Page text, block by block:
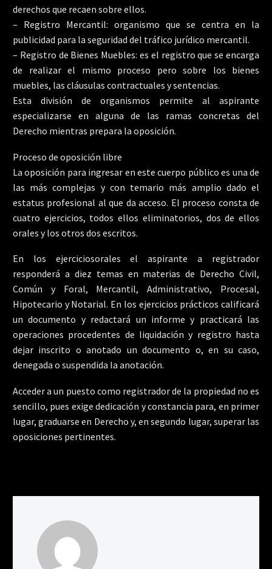
derechos que recaen sobre ellos.
– Registro Mercantil: organismo que se centra en la
publicidad para la seguridad del tráfico jurídico mercantil.
– Registro de Bienes Muebles: es el registro que se encarga
de realizar el mismo proceso pero sobre los bienes
muebles, las cláusulas contractuales y sentencias.
Esta división de organismos permite al aspirante
especializarse en alguna de las ramas concretas del
Derecho mientras prepara la oposición.
Proceso de oposición libre
La oposición para ingresar en este cuerpo público es una de
las más complejas y con temario más amplio dado el
estatus profesional al que da acceso. El proceso consta de
cuatro ejercicios, todos ellos eliminatorios, dos de ellos
orales y los otros dos escritos.
En los ejerciciosorales el aspirante a registrador
responderá a diez temas en materias de Derecho Civil,
Común y Foral, Mercantil, Administrativo, Procesal,
Hipotecario y Notarial. En los ejercicios prácticos calificará
un documento y redactará un informe y practicará las
operaciones procedentes de liquidación y registro hasta
dejar inscrito o anotado un documento o, en su caso,
denegada o suspendida la anotación.
Acceder a un puesto como registrador de la propiedad no es
sencillo, pues exige dedicación y constancia para, en primer
lugar, graduarse en Derecho y, en segundo lugar, superar las
oposiciones pertinentes.